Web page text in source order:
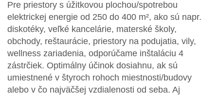
Pre priestory s úžitkovou plochou/spotrebou
elektrickej energie od 250 do 400 m², ako sú napr.
diskotéky, veľké kancelárie, materské školy,
obchody, reštaurácie, priestory na podujatia, vily,
wellness zariadenia, odporúčame inštaláciu 4
zástrčiek. Optimálny účinok dosiahnu, ak sú
umiestnené v štyroch rohoch miestnosti/budovy
alebo v čo najväčšej vzdialenosti od seba. Aj